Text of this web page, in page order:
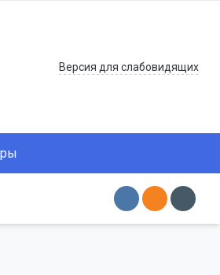
Версия для слабовидящих